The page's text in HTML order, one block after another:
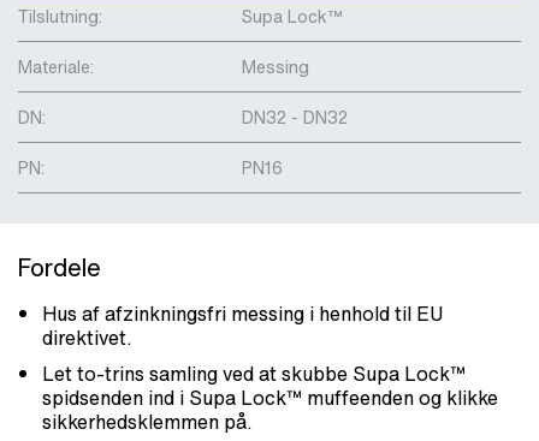
Tilslutning:
Supa Lock™
Materiale:
Messing
DN:
DN32 - DN32
PN:
PN16
Fordele
Hus af afzinkningsfri messing i henhold til EU
direktivet.
Let to-trins samling ved at skubbe Supa Lock™
spidsenden ind i Supa Lock™ muffeenden og klikke
sikkerhedsklemmen på.